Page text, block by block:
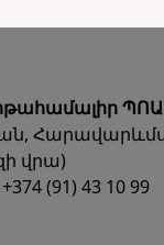
վրա)
(91) 43 10 99